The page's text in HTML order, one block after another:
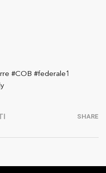
#COB #federale1
SHARE